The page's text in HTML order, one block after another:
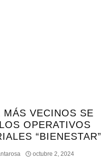
MÁS VECINOS SE
OPERATIVOS
“BIENESTAR”
octubre 2, 2024